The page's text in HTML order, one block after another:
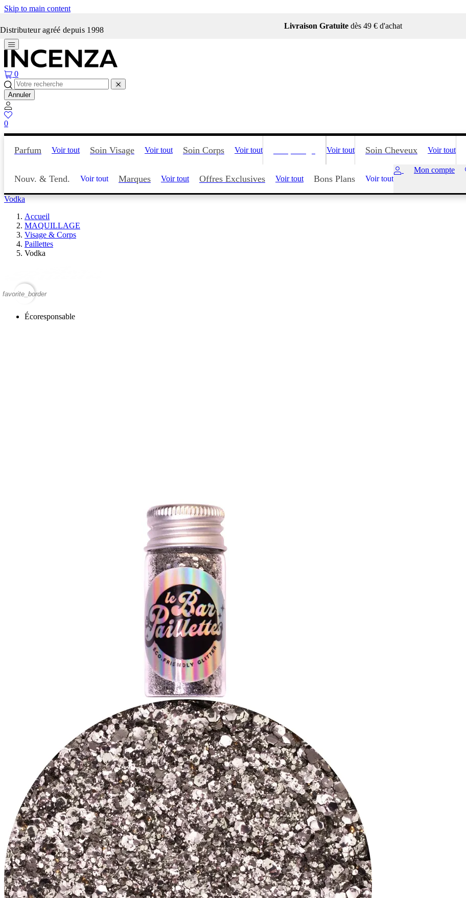
Skip to main content
Distributeur agréé depuis 1998Incenza fait peau neuve Livraison Gratuitedès 49 € d'achat
0
Annuler
0
Parfum Voir tout Soin Visage Voir tout Soin Corps Voir tout Voir tout Soin Cheveux Voir tout
Nouv. & Tend. Voir tout Marques Voir tout Offres Exclusives Voir tout Bons Plans Voir tout
Mon compte
Vodka
Accueil
MAQUILLAGE
Visage & Corps
Paillettes
Vodka
favorite_border
Écoresponsable